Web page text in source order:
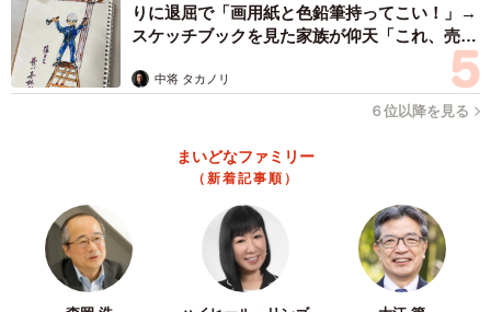
りに退屈で「画用紙と色鉛筆持ってこい！」→
スケッチブックを見た家族が仰天「これ、売れ
中将 タカノリ
６位以降を見る
まいどなファミリー
（新着記事順）